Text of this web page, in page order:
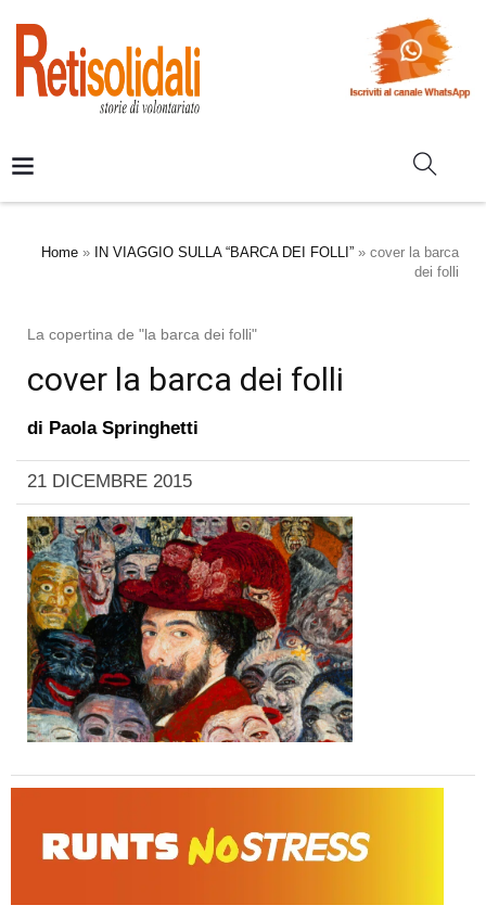
Home » IN VIAGGIO SULLA “BARCA DEI FOLLI” » cover la barca
dei folli
La copertina de "la barca dei folli"
cover la barca dei folli
di Paola Springhetti
21 DICEMBRE 2015